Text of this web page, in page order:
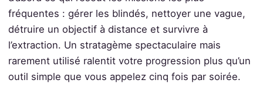
fréquentes : gérer les blindés, nettoyer une vague,
détruire un objectif à distance et survivre à
l’extraction. Un stratagème spectaculaire mais
rarement utilisé ralentit votre progression plus qu’un
outil simple que vous appelez cinq fois par soirée.